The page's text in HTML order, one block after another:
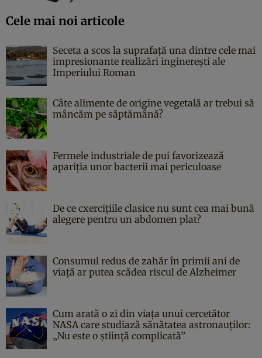
Cele mai noi articole
Seceta a scos la suprafață una dintre cele mai
impresionante realizări inginerești ale
Imperiului Roman
Câte alimente de origine vegetală ar trebui să
mâncăm pe săptămână?
Fermele industriale de pui favorizează
apariția unor bacterii mai periculoase
De ce cxercițiile clasice nu sunt cea mai bună
alegere pentru un abdomen plat?
Consumul redus de zahăr în primii ani de
viață ar putea scădea riscul de Alzheimer
Cum arată o zi din viața unui cercetător
NASA care studiază sănătatea astronauților:
„Nu este o știință complicată”